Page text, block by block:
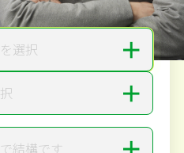
選択 ＋
＋
結構です